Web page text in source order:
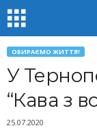
ОБИРАЄМО ЖИТТЯ!
У
“Кава з
25.07.2020